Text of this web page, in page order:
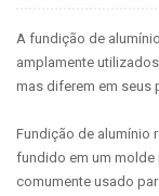
A fundição de
amplamente
mas diferem em seus
Fundição de alumínio
fundido em um molde
comumente usado